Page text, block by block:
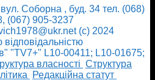
Соборна , буд. 34 тел. (068)
(067) 905-3237
(с) 2024
"TV7+" L10-00411; L10-01675;
власності Cтруктура
Редакційна статут